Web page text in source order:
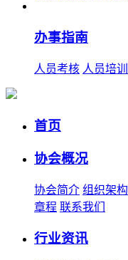
办事指南
人员考核 人员培训
首页
协会概况
协会简介 组织架构
章程 联系我们
行业资讯